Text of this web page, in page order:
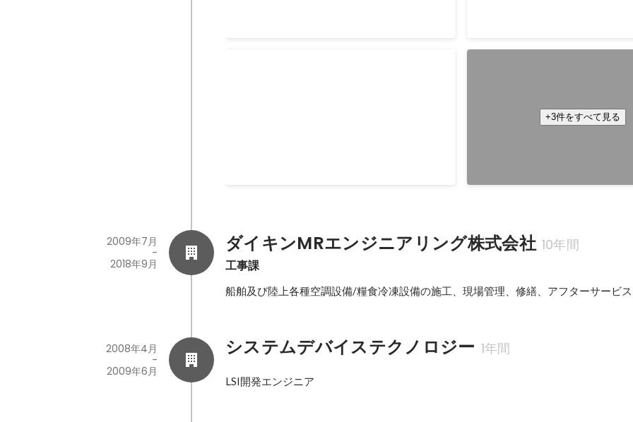
発ディレクション及びマネージメ
+3件をすべて見る
ダイキンMRエンジニアリング株式会社 10年間
工事課
2009年7月
-
2018年9月
船舶及び陸上各種空調設備/糧食冷凍設備の施工、現場管理、修繕、アフターサービス
システムデバイステクノロジー 1年間
2008年4月
-
2009年6月
LSI開発エンジニア